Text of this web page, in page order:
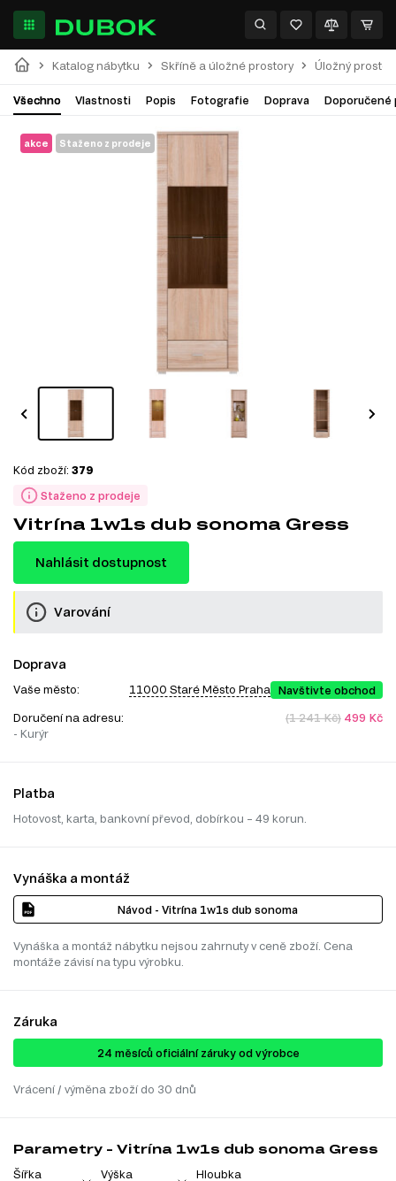
Katalog nábytku Skříně a úložné prostory Úložný prostor
Všechno Vlastnosti Popis Fotografie Doprava Doporučené
akce Staženo z prodeje
Staženo z prodeje
Kód zboží: 379
Vitrína 1w1s dub sonoma Gress
Nahlásit dostupnost
Varování
Doprava
Vaše město: 11000 Staré Město Praha Navštivte obchod
Doručení na adresu:
- Kurýr
(1 241 Kč) 499 Kč
Platba
Hotovost, karta, bankovní převod, dobírkou – 49 korun.
Vynáška a montáž
Návod - Vitrína 1w1s dub sonoma
Vynáška a montáž nábytku nejsou zahrnuty v ceně zboží. Cena
montáže závisí na typu výrobku.
Záruka
24 ​​​​měsíců oficiální záruky od výrobce
Vrácení / výměna zboží do 30 dnů
Parametry - Vitrína 1w1s dub sonoma Gress
Šířka Výška Hloubka